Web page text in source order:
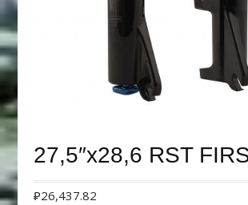
27,5″х28,6 RST
₽26,437.82